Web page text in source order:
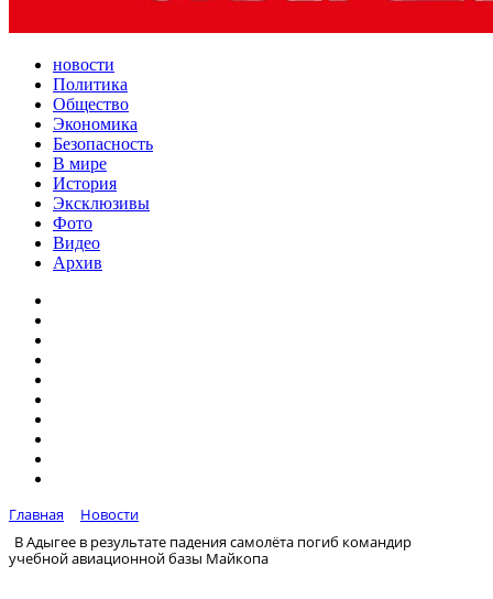
новости
Политика
Общество
Экономика
Безопасность
В мире
История
Эксклюзивы
Фото
Видео
Архив
Главная
Новости
В Адыгее в результате падения самолёта погиб командир
учебной авиационной базы Майкопа